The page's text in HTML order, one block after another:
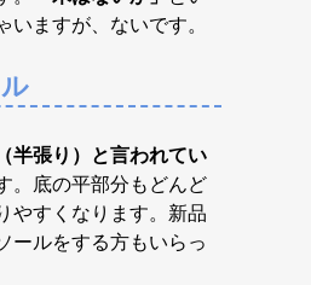
いますが、ないです。
半張り）と言われてい
。底の平部分もどんど
やすくなります。新品
ールをする方もいらっ